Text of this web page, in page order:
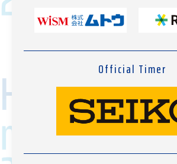
Official Timer